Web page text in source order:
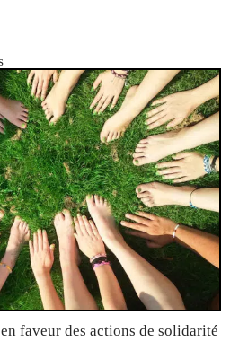
faveur des actions de solidarité